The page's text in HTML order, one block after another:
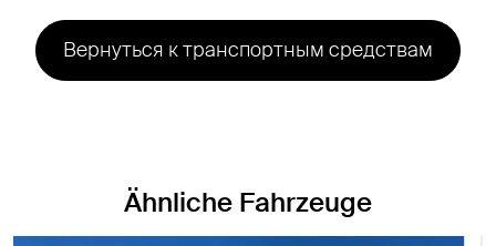
Вернуться к транспортным средствам
Ähnliche Fahrzeuge